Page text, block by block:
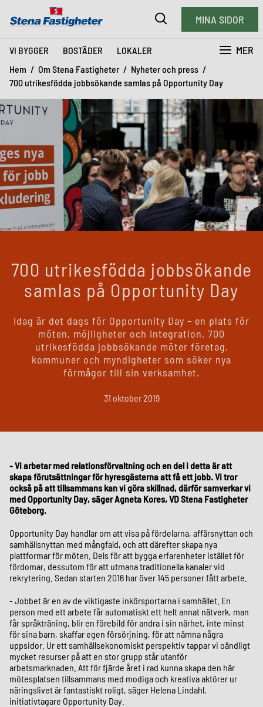
VI BYGGER BOSTÄDER LOKALER MER
MINA SIDOR
Hem Om Stena Fastigheter
Nyheter och press
700 utrikesfödda jobbsökande samlas på Opportunity Day
700 utrikesfödda jobbsökande
samlas på Opportunity Day
Idag är det dags för Opportunity Day – en plats för
möten, möjligheter och integration. 700
utrikesfödda jobbsökande möter företag,
kommuner och myndigheter som söker nya
förmågor till sin verksamhet.
31 oktober 2019
- Vi arbetar med relationsförvaltning och en del i detta är att
skapa förutsättningar för hyresgästerna att få ett jobb. Vi tror
också på att tillsammans kan vi göra skillnad, därför samverkar vi
med Opportunity Day, säger Agneta Kores, VD Stena Fastigheter
Göteborg.
Opportunity Day handlar om att visa på fördelarna, affärsnyttan och
samhällsnyttan med mångfald, och att därefter skapa nya
plattformar för möten. Dels för att bygga erfarenheter istället för
fördomar, dessutom för att utmana traditionella kanaler vid
rekrytering. Sedan starten 2016 har över 145 personer fått arbete.
- Jobbet är en av de viktigaste inkörsportarna i samhället. En
person med ett arbete får automatiskt ett helt annat nätverk, man
får språkträning, blir en förebild för andra i sin närhet, inte minst
för sina barn, skaffar egen försörjning, för att nämna några
uppsidor. Ur ett samhällsekonomiskt perspektiv tappar vi oändligt
mycket resurser på att en stor grupp står utanför
arbetsmarknaden. Att för fjärde året i rad kunna skapa den här
mötesplatsen tillsammans med modiga och kreativa aktörer ur
näringslivet är fantastiskt roligt, säger Helena Lindahl,
initiativtagare Opportunity Day.